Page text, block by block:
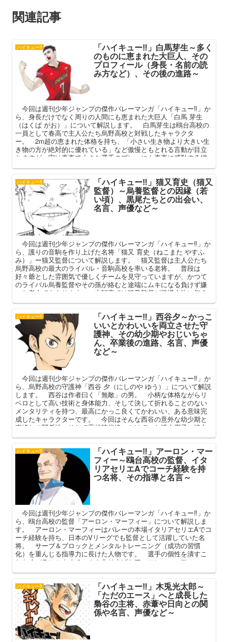
関連記事
ハイキュー‼ 「ハイキュー‼」白馬芽生～多く
のものに恵まれた大巨人、その
プロフィール（身長・名前の読
み方など）、その後の進路～
今回は週刊少年ジャンプの傑作バレーマンガ「ハイキュー‼」か
ら、身長だけでなく周りの人間にも恵まれた大巨人「白馬 芽生
（はくば がお）」について解説します。 白馬芽生は鴎台高校の
一員として春高で主人公たち烏野高校と対戦したキャラクタ
ー。 2m超の恵まれた体格を持ち、「小さい生き物より大きい生
き物の方が絶対的に優れている」など傲慢ともとれる言動が目立
ちますが、実は素直で小さな選手のプレーにも素直に感動する憎
まいります。
ハイキュー‼ 「ハイキュー‼」猫又育史（猫又
監督）～烏養監督との因縁（若
い頃）、黒尾たちとの出会い、
名言、声優など～
今回は週刊少年ジャンプの傑作バレーマンガ「ハイキュー‼」か
ら、護りの音駒を作り上げた名将「猫又 育史（ねこまた やすふ
み）」ー猫又監督について解説します。 猫又監督は主人公たち
烏野高校の最大のライバル・音駒高校を率いる老将。 普段は
好々爺とした雰囲気で優しくチームを見守っていますが、かつて
のライバル烏養監督やその孫が絡むと途端にムキになる負けず嫌
いな老人でもあります。 本記事では猫又監督が登場人物に与え
います。
ハイキュー‼ 「ハイキュー‼」西谷夕～かっこ
いいとかわいいを両立させた守
護神、その幼少期やおじいちゃ
ん、卒業後の進路、名言、声優
など～
今回は週刊少年ジャンプの傑作バレーマンガ「ハイキュー‼」か
ら、烏野高校の守護神「西谷 夕（にしのや ゆう）」について解説
します。 西谷は作者曰く「無敵」の男。 小柄な体格ながらリ
ベロとして高い技術と身体能力、そして決して折れることのない
メンタリティを持つ、最高にかっこ良くてかわいい、ある意味完
成したキャラクターです。 今回はそんな西谷の意外な幼少期と
東峰との関係性、そして高校時代追いかけていた清水潔子、彼女
ハイキュー‼ 「ハイキュー‼」アーロン・マー
フィー～鴎台高校の監督、イタ
リアセリエAでコーチ経験を持
つ名将、その指導と名言～
今回は週刊少年ジャンプの傑作バレーマンガ「ハイキュー‼」か
ら、鴎台高校の監督「アーロン・マーフィー」について解説しま
す。 アーロン・マーフィーはバレーの本場イタリアセリエAでコ
ーチ経験を持ち、日本のVリーグでも監督として活躍していた名
将。 サーブ＆ブロックとメンタルトレーニング（成功の習慣
化）を重んじる指導力に長けた人物です。 選手の個性を潰すこ
となくバランスよくチームを作り上げたアーロン・マーフィ
ハイキュー‼ 「ハイキュー‼」木兎光太郎～
「ただのエース」へと成長した
梟谷の主将、赤葦や日向との関
係や名言、声優など～